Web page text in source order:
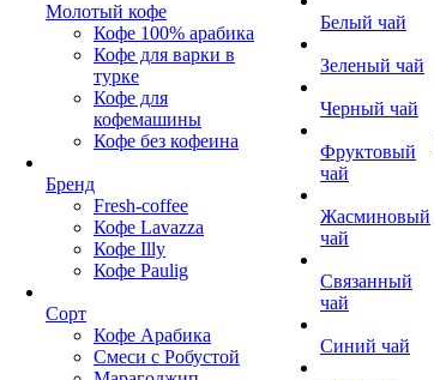
Молотый кофе
Кофе 100% арабика
Кофе для варки в
турке
Кофе для
кофемашины
Кофе без кофеина
Бренд
Fresh-coffee
Кофе Lavazza
Кофе Illy
Кофе Paulig
Сорт
Кофе Арабика
Смеси с Робустой
Белый чай
Зеленый чай
Черный чай
Фруктовый
чай
Жасминовый
чай
Связанный
чай
Синий чай